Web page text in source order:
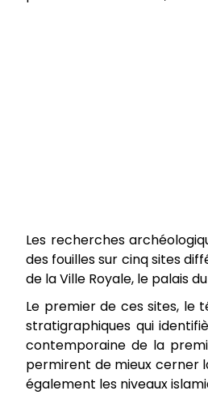
Les recherches
des fouilles sur cinq sites
de la Ville Royale, le palais
Le premier de ces sites, le
stratigraphiques qui
contemporaine de la
permirent de mieux cerner
également les niveaux